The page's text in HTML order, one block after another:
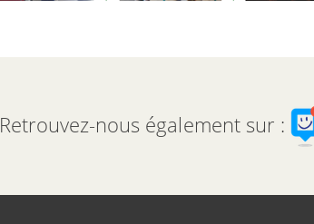
Retrouvez-nous également sur :